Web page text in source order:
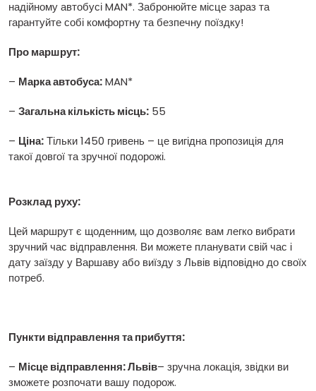
надійному автобусі MAN*. Забронюйте місце зараз та
гарантуйте собі комфортну та безпечну поїздку!
Про маршрут:
– Марка автобуса:MAN*
– Загальна кількість місць: 55
– Ціна:Тільки 1450 гривень – це вигідна пропозиція для
такої довгої та зручної подорожі.
Розклад руху:
Цей маршрут є щоденним, що дозволяє вам легко вибрати
зручний час відправлення. Ви можете планувати свій час і
дату заїзду у Варшаву або виїзду з Львів відповідно до своїх
потреб.
Пункти відправлення та прибуття:
– Місце відправлення: Львів– зручна локація, звідки ви
зможете розпочати вашу подорож.